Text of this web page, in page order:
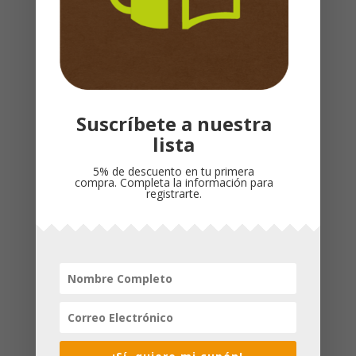
: Español
Productos relacionados
LA BIBLIA RVR 1960-
DE PROMESAS PARA
MUJERES LETRA
Compacta
Suscríbete a nuestra
lista
5% de descuento en tu primera
compra. Completa la información para
registrarte.